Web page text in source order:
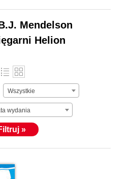
Mendelson
Helion
Wszystkie
wydania
»